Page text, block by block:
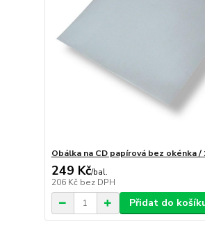
Obálka na CD papírová bez okénka /
249 Kč/bal.
206 Kč bez DPH
Přidat do